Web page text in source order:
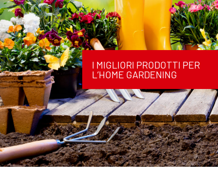
I MIGLIORI PRODOTTI PER
L’HOME GARDENING